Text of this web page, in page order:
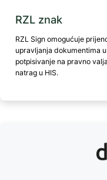
RZL znak
RZL Sign omogućuje
upravljanja dokumentima
potpisivanje na pravno
natrag u HIS.